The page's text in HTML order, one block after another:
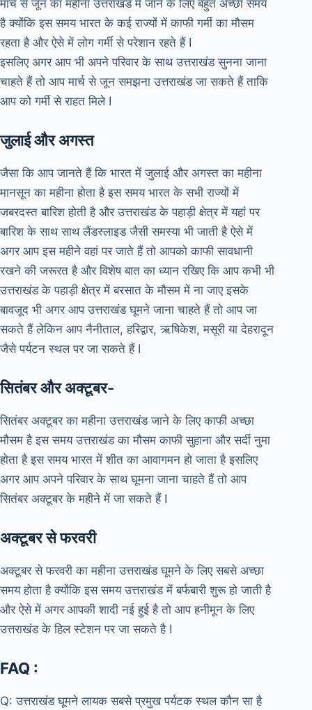
मार्च से जून का महीना उत्तराखंड में जाने के लिए बहुत अच्छा समय
है क्योंकि इस समय भारत के कई राज्यों में काफी गर्मी का मौसम
रहता है और ऐसे में लोग गर्मी से परेशान रहते हैं I
इसलिए अगर आप भी अपने परिवार के साथ उत्तराखंड सुनना जाना
चाहते हैं तो आप मार्च से जून समझना उत्तराखंड जा सकते हैं ताकि
आप को गर्मी से राहत मिले I
जुलाई और अगस्त
जैसा कि आप जानते हैं कि भारत में जुलाई और अगस्त का महीना
मानसून का महीना होता है इस समय भारत के सभी राज्यों में
जबरदस्त बारिश होती है और उत्तराखंड के पहाड़ी क्षेत्र में यहां पर
बारिश के साथ साथ लैंडस्लाइड जैसी समस्या भी जाती है ऐसे में
अगर आप इस महीने वहां पर जाते हैं तो आपको काफी सावधानी
रखने की जरूरत है और विशेष बात का ध्यान रखिए कि आप कभी भी
उत्तराखंड के पहाड़ी क्षेत्र में बरसात के मौसम में ना जाए इसके
बावजूद भी अगर आप उत्तराखंड घूमने जाना चाहते हैं तो आप जा
सकते हैं लेकिन आप नैनीताल, हरिद्वार, ऋषिकेश, मसूरी या देहरादून
जैसे पर्यटन स्थल पर जा सकते हैं I
सितंबर और अक्टूबर-
सितंबर अक्टूबर का महीना उत्तराखंड जाने के लिए काफी अच्छा
मौसम है इस समय उत्तराखंड का मौसम काफी सुहाना और सर्दी नुमा
होता है इस समय भारत में शीत का आवागमन हो जाता है इसलिए
अगर आप अपने परिवार के साथ घूमना जाना चाहते हैं तो आप
सितंबर अक्टूबर के महीने में जा सकते हैं I
अक्टूबर से फरवरी
अक्टूबर से फरवरी का महीना उत्तराखंड घूमने के लिए सबसे अच्छा
समय होता है क्योंकि इस समय उत्तराखंड में बर्फबारी शुरू हो जाती है
और ऐसे में अगर आपकी शादी नई हुई है तो आप हनीमून के लिए
उत्तराखंड के हिल स्टेशन पर जा सकते है I
FAQ :
Q: उत्तराखंड घूमने लायक सबसे प्रमुख पर्यटक स्थल कौन सा है